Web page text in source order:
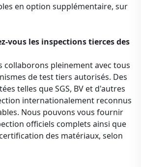
en option supplémentaire, sur
vous les inspections tierces des
collaborons pleinement avec tous
de test tiers autorisés. Des
telles que SGS, BV et d'autres
internationalement reconnus
Nous pouvons vous fournir
officiels complets ainsi que
des matériaux, selon